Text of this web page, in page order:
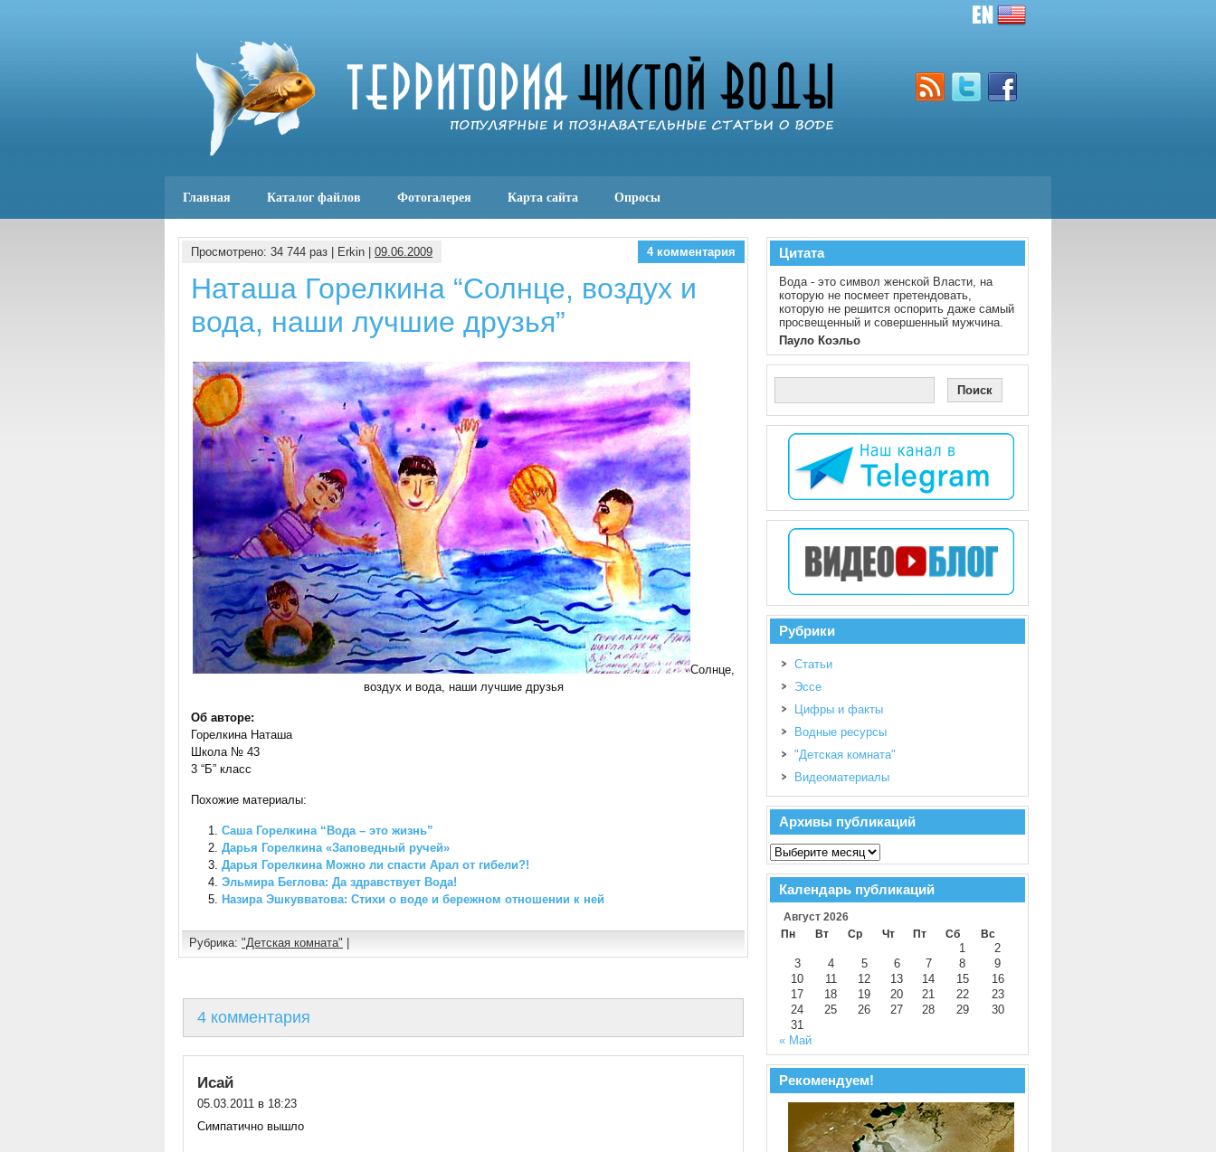
Главная Каталог файлов Фотогалерея Карта сайта Опросы
Просмотрено: 34 744 раз | Erkin | 09.06.2009 4 комментария
Наташа Горелкина “Солнце, воздух и
вода, наши лучшие друзья”
Солнце,
воздух и вода, наши лучшие друзья
Об авторе:
Горелкина Наташа
Школа № 43
3 “Б” класс
Похожие материалы:
Саша Горелкина “Вода – это жизнь”
Дарья Горелкина «Заповедный ручей»
Дарья Горелкина Можно ли спасти Арал от гибели?!
Эльмира Беглова: Да здравствует Вода!
Назира Эшкувватова: Стихи о воде и бережном отношении к ней
Рубрика: "Детская комната"
4 комментария
Исай
05.03.2011 в 18:23
Симпатично вышло
Цитата
Вода - это символ женской Власти, на
которую не посмеет претендовать,
которую не решится оспорить даже самый
просвещенный и совершенный мужчина.
Пауло Коэльо
Рубрики
Статьи
Эссе
Цифры и факты
Водные ресурсы
"Детская комната"
Видеоматериалы
Архивы публикаций
Календарь публикаций
Август 2026
Пн
Вт Ср Чт Пт Сб Вс
1
2
3
4 5 6 7 8
9
10
11 12 13 14 15
16
17
18 19 20 21 22
23
24
25 26 27 28 29
30
31
« Май
Рекомендуем!